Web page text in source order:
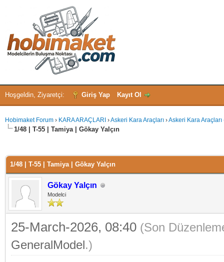
Hoşgeldin, Ziyaretçi: Giriş Yap Kayıt Ol
Hobimaket Forum › KARA ARAÇLARI ›Askeri Kara Araçları ›Askeri Kara Araçları
1/48 | T-55 | Tamiya | Gökay Yalçın
1/48 | T-55 | Tamiya | Gökay Yalçın
Gökay Yalçın
Modelci
25-March-2026, 08:40 (Son
GeneralModel.)